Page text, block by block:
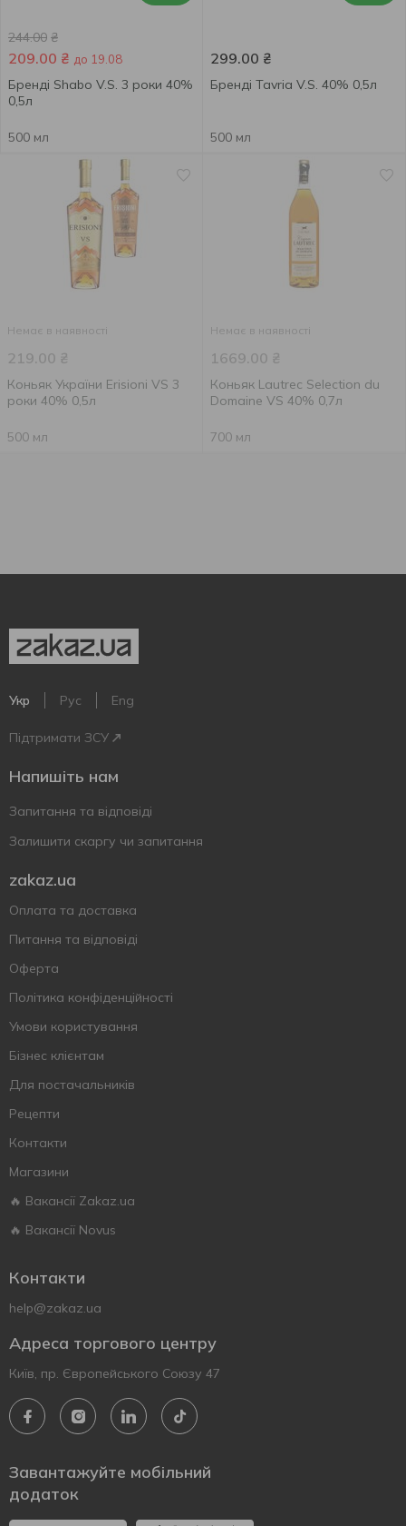
244.00 ₴
209.00 ₴ до 19.08
Бренді Shabo V.S. 3 роки 40%
0,5л
500 мл
299.00 ₴
Бренді Tavria V.S. 40% 0,5л
500 мл
Немає в наявності
219.00 ₴
Коньяк України Erisioni VS 3
роки 40% 0,5л
500 мл
Немає в наявності
1669.00 ₴
Коньяк Lautrec Selection du
Domaine VS 40% 0,7л
700 мл
Укр Рус Eng
Підтримати ЗСУ
Напишіть нам
Запитання та відповіді
Залишити скаргу чи запитання
zakaz.ua
Оплата та доставка
Питання та відповіді
Оферта
Політика конфіденційності
Умови користування
Бізнес клієнтам
Для постачальників
Рецепти
Контакти
Магазини
🔥 Вакансії Zakaz.ua
🔥 Вакансії Novus
Контакти
help@zakaz.ua
Адреса торгового центру
Київ, пр. Європейського Союзу 47
Завантажуйте мобільний
додаток